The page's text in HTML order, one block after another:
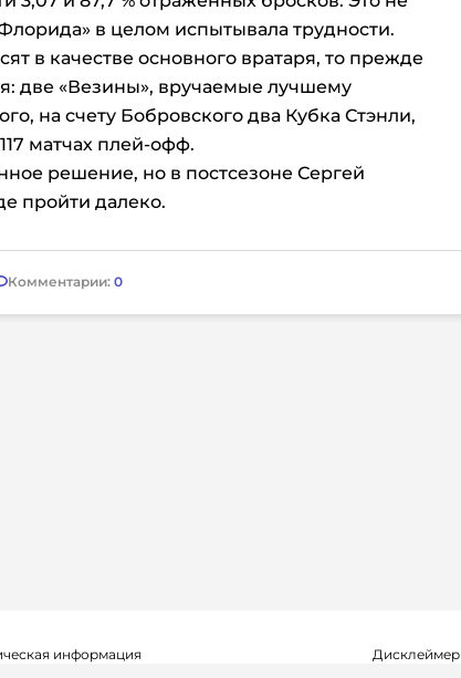
в целом испытывала трудности.
в качестве основного вратаря, то прежде
две «Везины», вручаемые лучшему
на счету Бобровского два Кубка Стэнли,
матчах плей-офф.
решение, но в постсезоне Сергей
пройти далеко.
Комментарии: 0
информация Дисклеймер